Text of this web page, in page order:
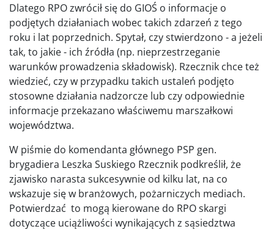
Dlatego RPO zwrócił się do GIOŚ o informacje o
podjętych działaniach wobec takich zdarzeń z tego
roku i lat poprzednich. Spytał, czy stwierdzono - a jeżeli
tak, to jakie - ich źródła (np. nieprzestrzeganie
warunków prowadzenia składowisk). Rzecznik chce też
wiedzieć, czy w przypadku takich ustaleń podjęto
stosowne działania nadzorcze lub czy odpowiednie
informacje przekazano właściwemu marszałkowi
województwa.
W piśmie do komendanta głównego PSP gen.
brygadiera Leszka Suskiego Rzecznik podkreślił, że
zjawisko narasta sukcesywnie od kilku lat, na co
wskazuje się w branżowych, pożarniczych mediach.
Potwierdzać to mogą kierowane do RPO skargi
dotyczące uciążliwości wynikających z sąsiedztwa